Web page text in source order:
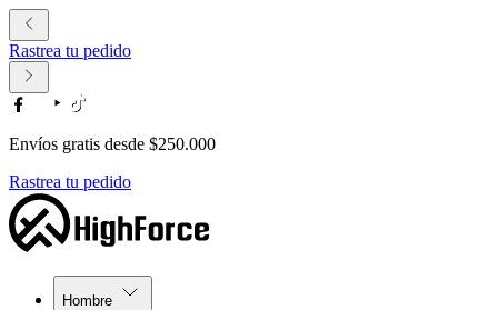
Rastrea tu pedido
Envíos gratis desde $250.000
Rastrea tu pedido
Hombre